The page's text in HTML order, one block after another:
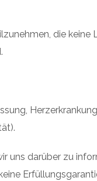
die
uns darüber zu